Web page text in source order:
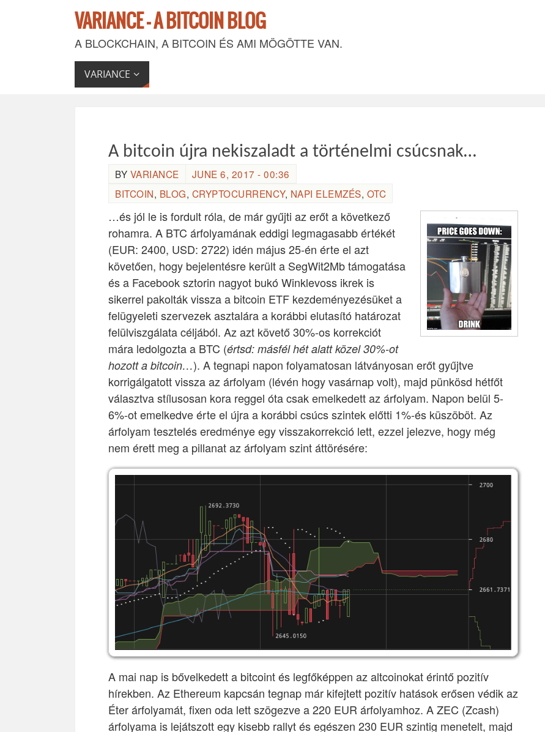
VARIANCE - A BITCOIN BLOG
A BLOCKCHAIN, A BITCOIN ÉS AMI MÖGÖTTE VAN.
VARIANCE
A bitcoin újra nekiszaladt a történelmi csúcsnak…
BY VARIANCE
JUNE 6, 2017 - 00:36
BITCOIN, BLOG, CRYPTOCURRENCY, NAPI ELEMZÉS, OTC
…és jól le is fordult róla, de már gyűjti az erőt a következő
rohamra. A BTC árfolyamának eddigi legmagasabb értékét
(EUR: 2400, USD: 2722) idén május 25-én érte el azt
követően, hogy bejelentésre került a SegWit2Mb támogatása
és a Facebook sztorin nagyot bukó Winklevoss ikrek is
sikerrel pakolták vissza a bitcoin ETF kezdeményezésüket a
felügyeleti szervezek asztalára a korábbi elutasító határozat
felülviszgálata céljából. Az azt követő 30%-os korrekciót
mára ledolgozta a BTC (értsd: másfél hét alatt közel 30%-ot
hozott a bitcoin…). A tegnapi napon folyamatosan látványosan erőt gyűjtve
korrigálgatott vissza az árfolyam (lévén hogy vasárnap volt), majd pünkösd hétfőt
választva stílusosan kora reggel óta csak emelkedett az árfolyam. Napon belül 5-
6%-ot emelkedve érte el újra a korábbi csúcs szintek előtti 1%-és küszöböt. Az
árfolyam tesztelés eredménye egy visszakorrekció lett, ezzel jelezve, hogy még
nem érett meg a pillanat az árfolyam szint áttörésére:
A mai nap is bővelkedett a bitcoint és legfőképpen az altcoinokat érintő pozitív
hírekben. Az Ethereum kapcsán tegnap már kifejtett pozitív hatások erősen védik az
Éter árfolyamát, fixen oda lett szögezve a 220 EUR árfolyamhoz. A ZEC (Zcash)
árfolyama is lejátszott egy kisebb rallyt és egészen 230 EUR szintig menetelt, majd